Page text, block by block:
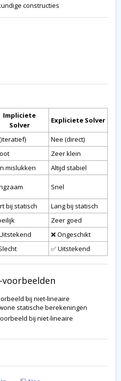
constructies
Impliciete
Solver
Expliciete Solver
Nee (direct)
Zeer klein
mislukken
Altijd stabiel
Snel
bij statisch
Lang bij statisch
Zeer goed
❌ Ongeschikt
✅ Uitstekend
bij niet-lineaire
statische berekeningen
bij niet-lineaire